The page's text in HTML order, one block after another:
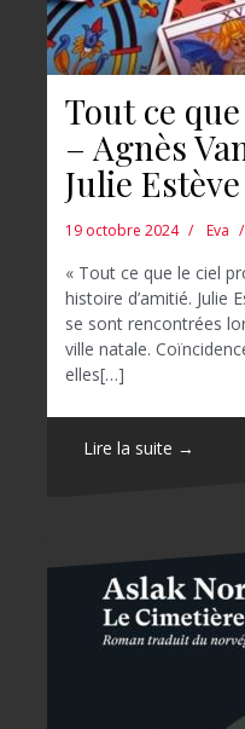
Tout ce
– Agnès
Julie Estève
19 octobre 2024 Eva
« Tout ce que le ciel
histoire d’amitié. Julie
se sont rencontrées
ville natale.
elles[…]
Lire la suite →